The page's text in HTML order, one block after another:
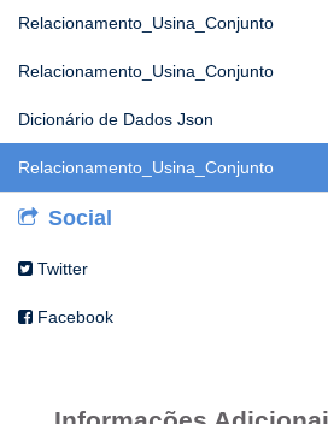
Relacionamento_Usina_Conjunto
Relacionamento_Usina_Conjunto
Dicionário de Dados Json
Relacionamento_Usina_Conjunto
Social
Twitter
Facebook